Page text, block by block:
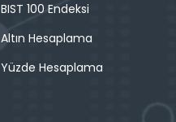
BIST 100 Endeksi
Altın Hesaplama
Yüzde Hesaplama